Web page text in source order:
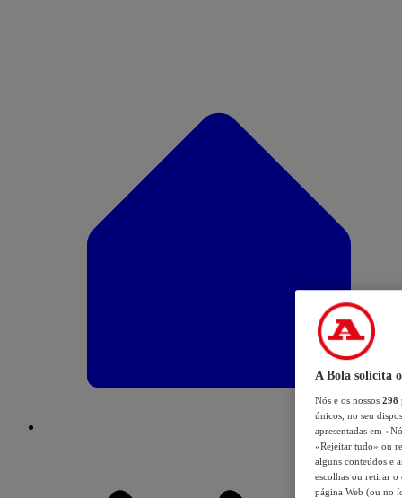
A Bola solicita
Nós e os nossos 298
únicos, no seu
apresentadas em
«Rejeitar tudo» ou
alguns conteúdos e
escolhas ou retirar
página Web (ou no